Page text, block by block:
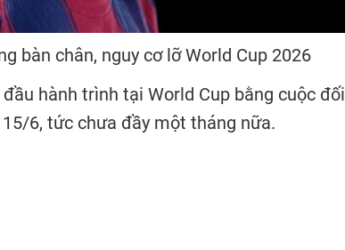
bàn chân, nguy cơ lỡ World Cup 2026
hành trình tại World Cup bằng cuộc đối
6, tức chưa đầy một tháng nữa.